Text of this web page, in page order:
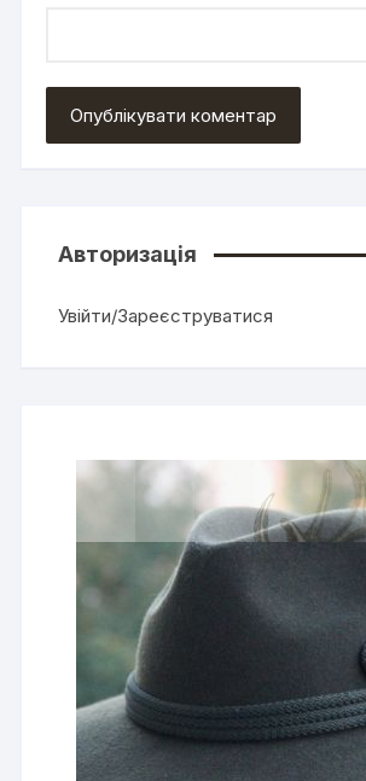
Авторизація
Увійти/Зареєструватися